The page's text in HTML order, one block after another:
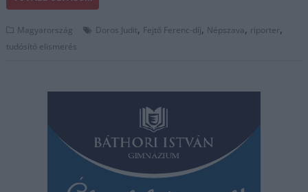
Magyarország Doros Judit, Fejtő Ferenc-díj, Népszava, riporter,
tudósító elismerés